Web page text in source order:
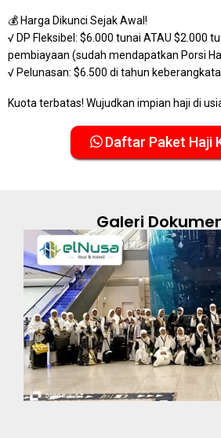
💰 Harga Dikunci Sejak Awal!
√ DP Fleksibel: $6.000 tunai ATAU $2.000
pembiayaan (sudah mendapatkan Porsi
√ Pelunasan: $6.500 di tahun
Kuota terbatas! Wujudkan impian haji di
Daftar Paket Haji
Galeri